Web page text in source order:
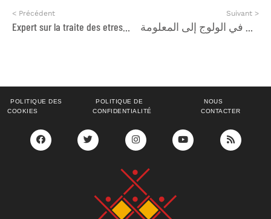
< Précédent Suivant >
POLITIQUE DES
COOKIES
POLITIQUE DE
CONFIDENTIALITÉ
NOUS
CONTACTER